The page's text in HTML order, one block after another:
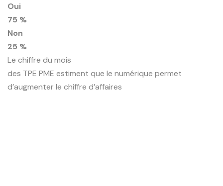
Oui
75 %
Non
25 %
Le chiffre du mois
des TPE PME estiment que le numérique permet
d’augmenter le chiffre d’affaires